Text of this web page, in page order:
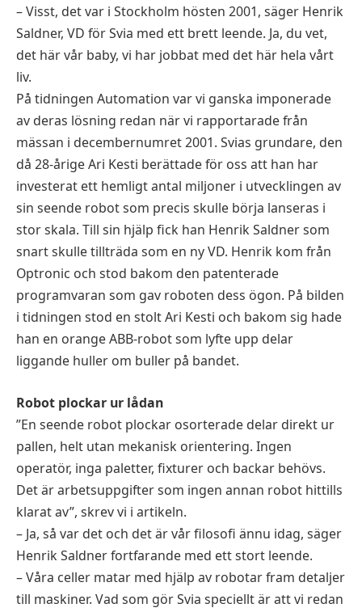
– Visst, det var i Stockholm hösten 2001, säger Henrik
Saldner, VD för Svia med ett brett leende. Ja, du vet,
det här vår baby, vi har jobbat med det här hela vårt
liv.
På tidningen Automation var vi ganska imponerade
av deras lösning redan när vi rapportarade från
mässan i decembernumret 2001. Svias grundare, den
då 28-årige Ari Kesti berättade för oss att han har
investerat ett hemligt antal miljoner i utvecklingen av
sin seende robot som precis skulle börja lanseras i
stor skala. Till sin hjälp fick han Henrik Saldner som
snart skulle tillträda som en ny VD. Henrik kom från
Optronic och stod bakom den patenterade
programvaran som gav roboten dess ögon. På bilden
i tidningen stod en stolt Ari Kesti och bakom sig hade
han en orange ABB-robot som lyfte upp delar
liggande huller om buller på bandet.
Robot plockar ur lådan
”En seende robot plockar osorterade delar direkt ur
pallen, helt utan mekanisk orientering. Ingen
operatör, inga paletter, fixturer och backar behövs.
Det är arbetsuppgifter som ingen annan robot hittills
klarat av”, skrev vi i artikeln.
– Ja, så var det och det är vår filosofi ännu idag, säger
Henrik Saldner fortfarande med ett stort leende.
– Våra celler matar med hjälp av robotar fram detaljer
till maskiner. Vad som gör Svia speciellt är att vi redan